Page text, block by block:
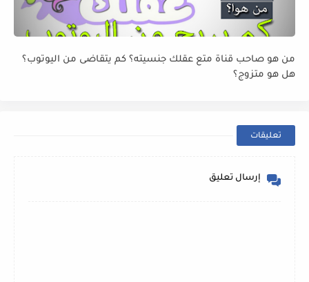
من هو صاحب قناة متع عقلك جنسيته؟ كم يتقاضى من اليوتوب؟
هل هو متزوج؟
تعليقات
إرسال تعليق